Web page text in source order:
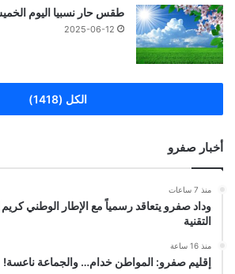
طقس حار نسبيا اليوم
2025-06-12
الكل (1418)
أخبار صفرو
منذ 7 ساعات
وداد صفرو يتعاقد رسمياً مع الإطار الوطني كريم
التقنية
منذ 16 ساعة
إقليم صفرو: المواطن خدام… والجماعة ناعسة!